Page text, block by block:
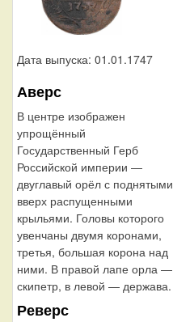
Дата выпуска: 01.01.1747
Аверс
В центре изображен
упрощённый
Государственный Герб
Российской империи —
двуглавый орёл с поднятыми
вверх распущенными
крыльями. Головы которого
увенчаны двумя коронами,
третья, большая корона над
ними. В правой лапе орла —
скипетр, в левой — держава.
Реверс